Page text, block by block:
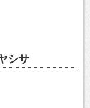
シサ